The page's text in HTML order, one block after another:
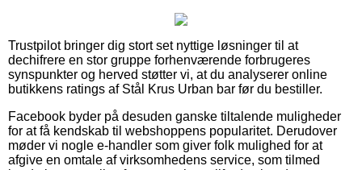
Trustpilot bringer dig stort set nyttige løsninger til at
dechifrere en stor gruppe forhenværende forbrugeres
synspunkter og herved støtter vi, at du analyserer online
butikkens ratings af Stål Krus Urban bar før du bestiller.
Facebook byder på desuden ganske tiltalende muligheder
for at få kendskab til webshoppens popularitet. Derudover
møder vi nogle e-handler som giver folk mulighed for at
afgive en omtale af virksomhedens service, som tilmed